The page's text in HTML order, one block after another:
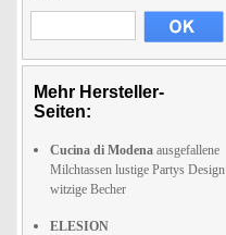
Mehr Hersteller-
Seiten:
Cucina di Modena ausgefallene
Milchtassen lustige Partys Design
witzige Becher
ELESION